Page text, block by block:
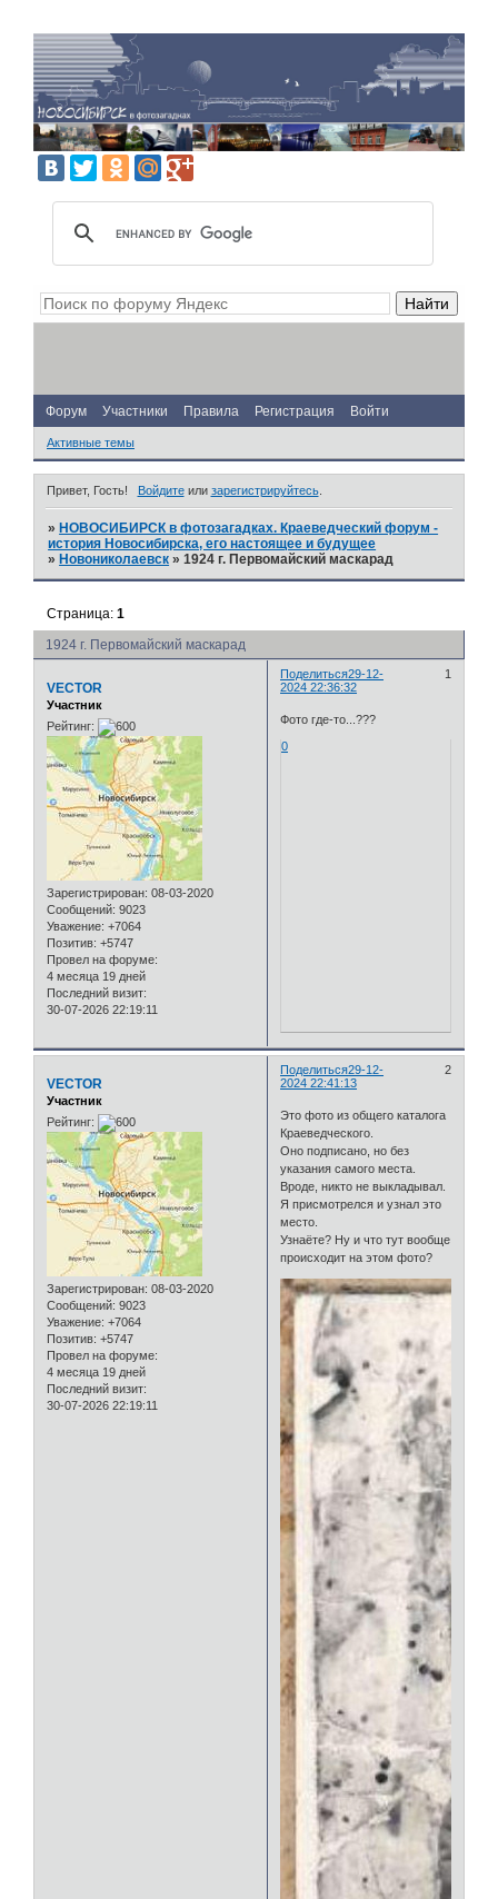
Форум Участники Правила Регистрация Войти
Активные темы
Привет, Гость! Войдитеили зарегистрируйтесь.
» НОВОСИБИРСК в фотозагадках. Краеведческий форум -
история Новосибирска, его настоящее и будущее
» Новониколаевск »1924 г. Первомайский маскарад
1924 г. Первомайский маскарад
Страница:1
Поделиться 1
29-12-
2024 22:36:32
VECTOR
Участник
Рейтинг:
Зарегистрирован: 08-03-2020
Сообщений: 9023
Уважение: +7064
Позитив: +5747
Провел на форуме:
4 месяца 19 дней
Последний визит:
30-07-2026 22:19:11
Фото где-то...???
0
Поделиться 2
29-12-
2024 22:41:13
VECTOR
Участник
Рейтинг:
Зарегистрирован: 08-03-2020
Сообщений: 9023
Уважение: +7064
Позитив: +5747
Провел на форуме:
4 месяца 19 дней
Последний визит:
30-07-2026 22:19:11
Это фото из общего каталога
Краеведческого.
Оно подписано, но без
указания самого места.
Вроде, никто не выкладывал.
Я присмотрелся и узнал это
место.
Узнаёте? Ну и что тут вообще
происходит на этом фото?